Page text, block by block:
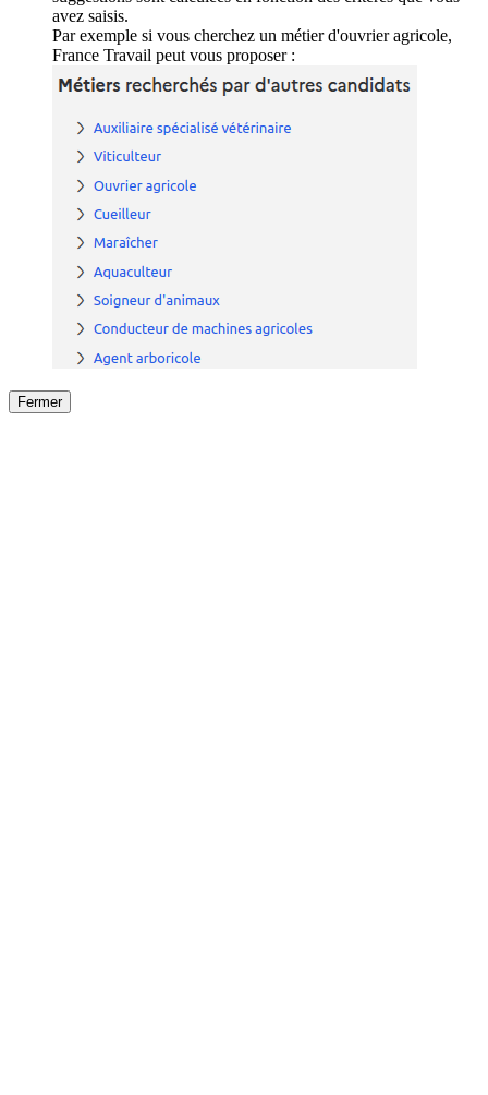
avez saisis.
Par exemple si vous cherchez un métier d'ouvrier agricole,
France Travail peut vous proposer :
Fermer